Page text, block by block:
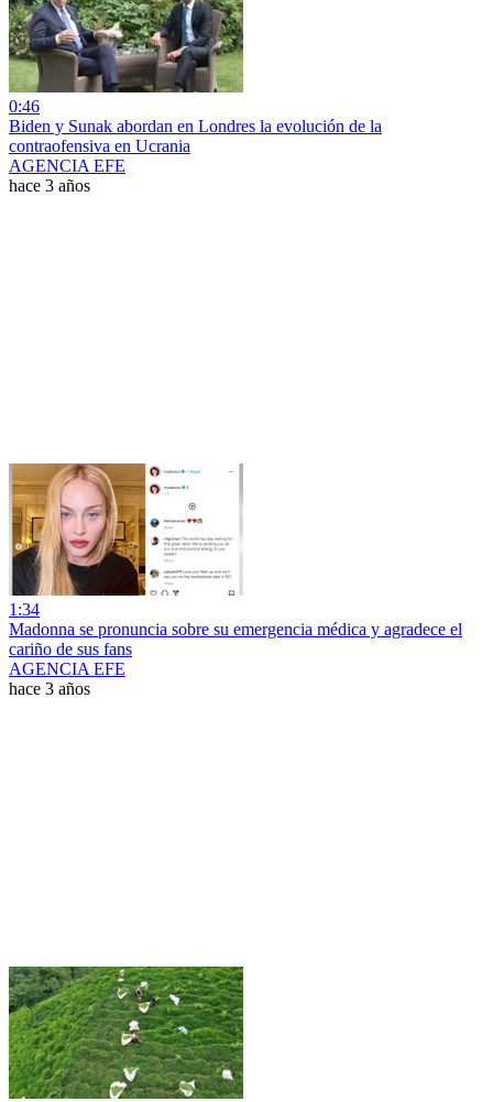
0:46
Biden y Sunak abordan en Londres la evolución de la
contraofensiva en Ucrania
AGENCIA EFE
hace 3 años
1:34
Madonna se pronuncia sobre su emergencia médica y agradece el
cariño de sus fans
AGENCIA EFE
hace 3 años